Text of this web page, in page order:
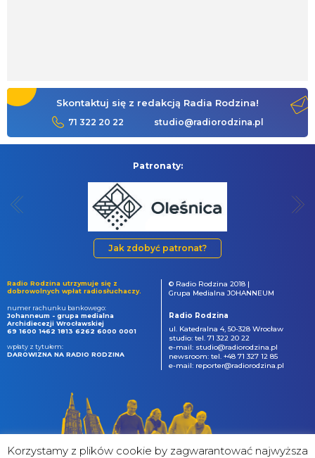
Skontaktuj się z redakcją Radia Rodzina!
71 322 20 22 studio@radiorodzina.pl
Patronaty:
Jak zdobyć patronat?
Radio Rodzina utrzymuje się z
dobrowolnych wpłat radiosłuchaczy.
numer rachunku bankowego:
Johanneum - grupa medialna
Archidiecezji Wrocławskiej
69 1600 1462 1813 6262 6000 0001
wpłaty z tytułem:
DAROWIZNA NA RADIO RODZINA
© Radio Rodzina 2018 |
Grupa Medialna JOHANNEUM
Radio Rodzina
ul. Katedralna 4, 50-328 Wrocław
studio: tel. 71 322 20 22
e-mail: studio@radiorodzina.pl
newsroom: tel. +48 71 327 12 85
e-mail: reporter@radiorodzina.pl
Korzystamy z plików cookie by zagwarantować najwyższa